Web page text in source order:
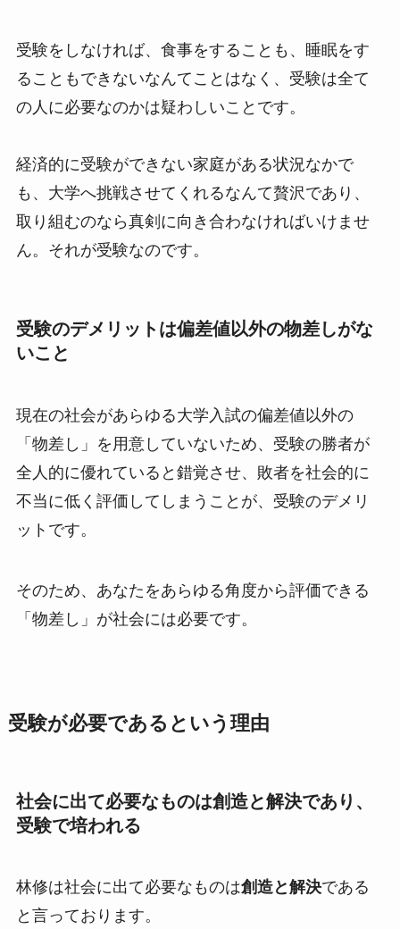
受験をしなければ、食事をすることも、睡眠をす
ることもできないなんてことはなく、受験は全て
の人に必要なのかは疑わしいことです。
経済的に受験ができない家庭がある状況なかで
も、大学へ挑戦させてくれるなんて贅沢であり、
取り組むのなら真剣に向き合わなければいけませ
ん。それが受験なのです。
受験のデメリットは偏差値以外の物差しがな
いこと
現在の社会があらゆる大学入試の偏差値以外の
「物差し」を用意していないため、受験の勝者が
全人的に優れていると錯覚させ、敗者を社会的に
不当に低く評価してしまうことが、受験のデメリ
ットです。
そのため、あなたをあらゆる角度から評価できる
「物差し」が社会には必要です。
受験が必要であるという理由
社会に出て必要なものは創造と解決であり、
受験で培われる
林修は社会に出て必要なものは創造と解決である
と言っております。